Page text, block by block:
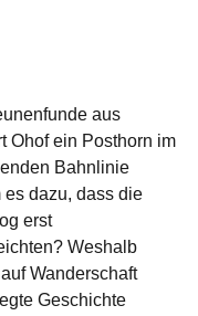
aus
Ohof ein Posthorn im
Bahnlinie
dazu, dass die
erst
Weshalb
Wanderschaft
Geschichte